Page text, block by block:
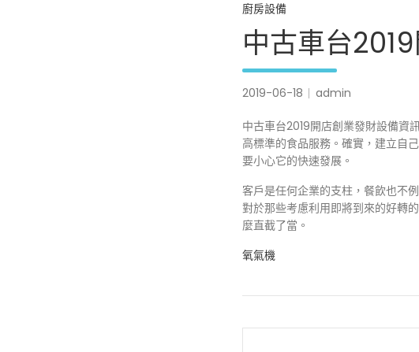
廚房設備
中古車台
2019-06-18 admin
中古車台2019開店創業發財設備資
高標準的食品服務。確實，建立自
要小心它的快速發展。
客戶是任何企業的支柱，餐飲也不例
對於那些考慮利用即將到來的好轉
麼直截了當。
氧氣機